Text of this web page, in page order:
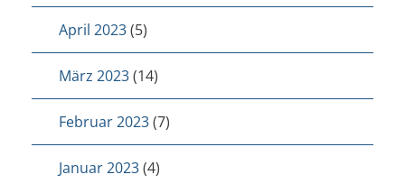
April 2023(5)
März 2023(14)
Februar 2023(7)
Januar 2023(4)